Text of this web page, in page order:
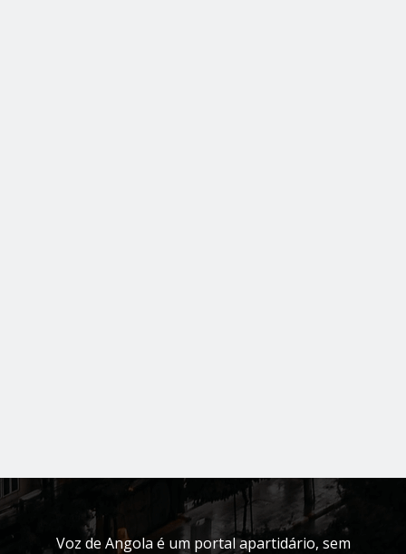
Voz de Angola é um portal apartidário, sem